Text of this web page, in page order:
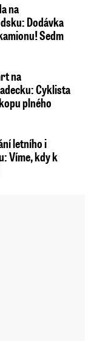
na
Dodávka
Sedm
na
Cyklista
plného
letního i
Víme, kdy k